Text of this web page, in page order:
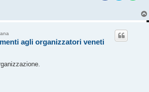
agli organizzatori veneti